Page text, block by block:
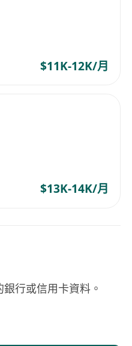
$11K-12K/月
$13K-14K/月
行或信用卡資料。